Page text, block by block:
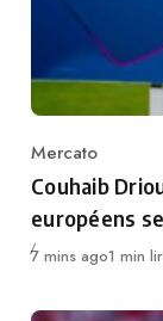
Category
Mercato
Couhaib
européens
Publié
7 mins ago1 min